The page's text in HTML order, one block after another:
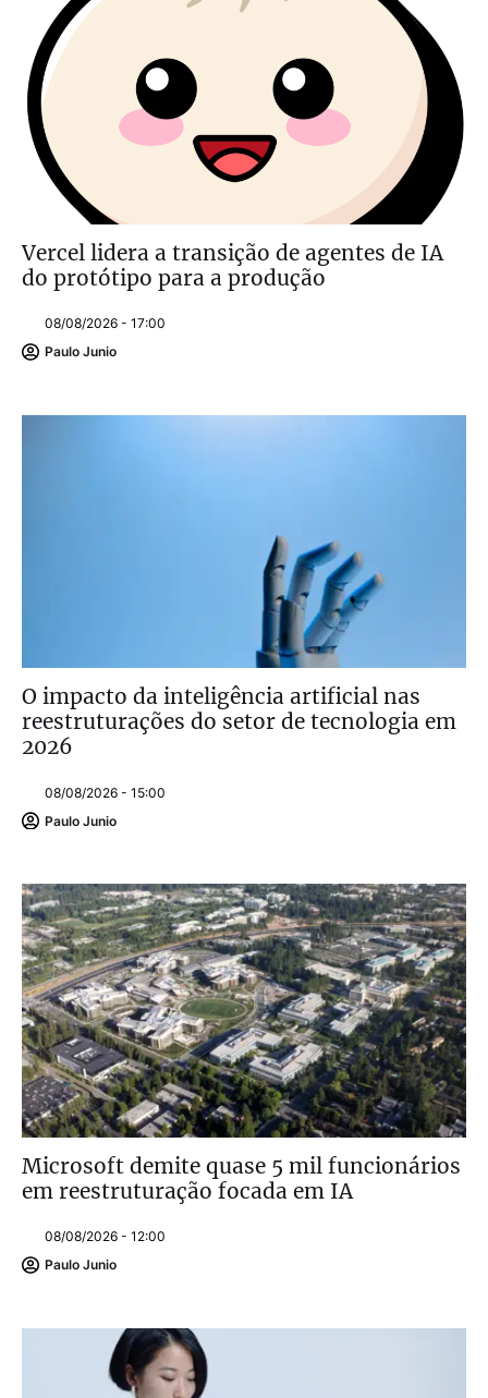
Vercel lidera a transição de agentes de IA
do protótipo para a produção
08/08/2026 - 17:00
Paulo Junio
O impacto da inteligência artificial nas
reestruturações do setor de tecnologia em
2026
08/08/2026 - 15:00
Paulo Junio
Microsoft demite quase 5 mil funcionários
em reestruturação focada em IA
08/08/2026 - 12:00
Paulo Junio